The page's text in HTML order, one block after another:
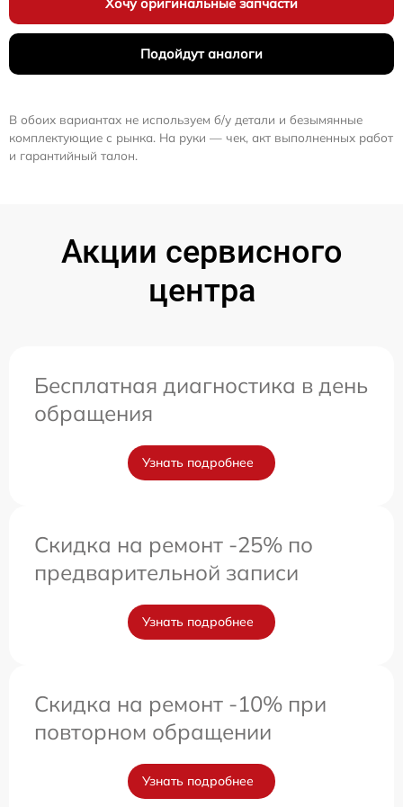
Подойдут аналоги
В обоих вариантах не используем б/у детали и безымянные
комплектующие с рынка. На руки — чек, акт выполненных работ
и гарантийный талон.
Акции сервисного
центра
Бесплатная диагностика в день
обращения
Узнать подробнее
Скидка на ремонт -25% по
предварительной записи
Узнать подробнее
Скидка на ремонт -10% при
повторном обращении
Узнать подробнее